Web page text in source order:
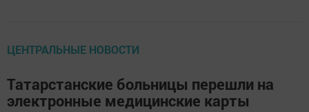
ЦЕНТРАЛЬНЫЕ НОВОСТИ
Татарстанские больницы перешли на
электронные медицинские карты